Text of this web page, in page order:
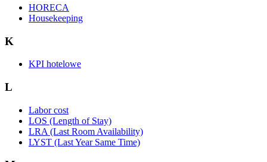
HORECA
Housekeeping
K
KPI hotelowe
L
Labor cost
LOS (Length of Stay)
LRA (Last Room Availability)
LYST (Last Year Same Time)